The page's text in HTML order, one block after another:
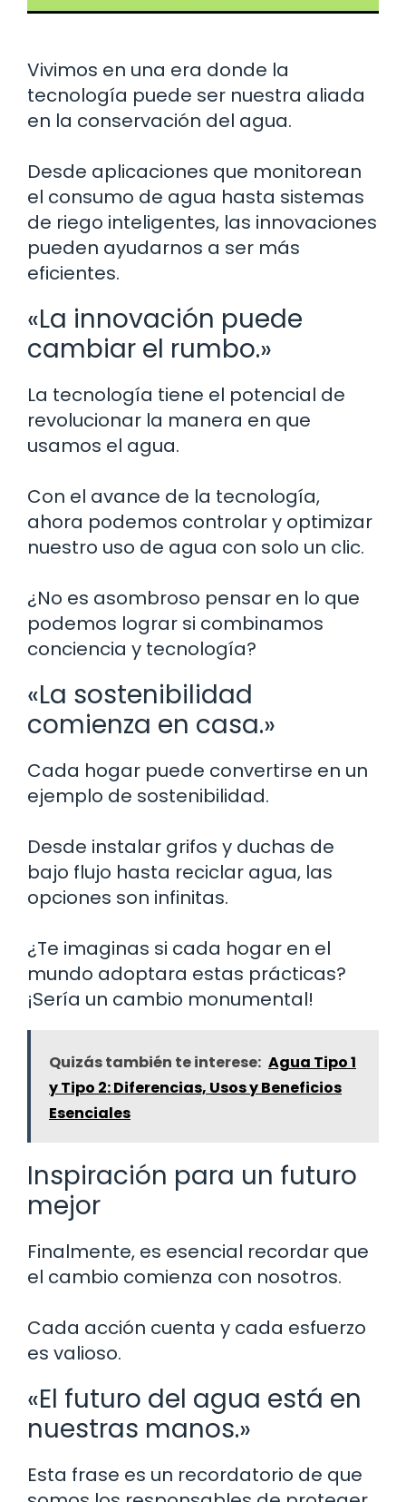
Vivimos en una era donde la
tecnología puede ser nuestra aliada
en la conservación del agua.
Desde aplicaciones que monitorean
el consumo de agua hasta sistemas
de riego inteligentes, las innovaciones
pueden ayudarnos a ser más
eficientes.
«La innovación puede
cambiar el rumbo.»
La tecnología tiene el potencial de
revolucionar la manera en que
usamos el agua.
Con el avance de la tecnología,
ahora podemos controlar y optimizar
nuestro uso de agua con solo un clic.
¿No es asombroso pensar en lo que
podemos lograr si combinamos
conciencia y tecnología?
«La sostenibilidad
comienza en casa.»
Cada hogar puede convertirse en un
ejemplo de sostenibilidad.
Desde instalar grifos y duchas de
bajo flujo hasta reciclar agua, las
opciones son infinitas.
¿Te imaginas si cada hogar en el
mundo adoptara estas prácticas?
¡Sería un cambio monumental!
Quizás también te interese: Agua Tipo 1
y Tipo 2: Diferencias, Usos y Beneficios
Esenciales
Inspiración para un futuro
mejor
Finalmente, es esencial recordar que
el cambio comienza con nosotros.
Cada acción cuenta y cada esfuerzo
es valioso.
«El futuro del agua está en
nuestras manos.»
Esta frase es un recordatorio de que